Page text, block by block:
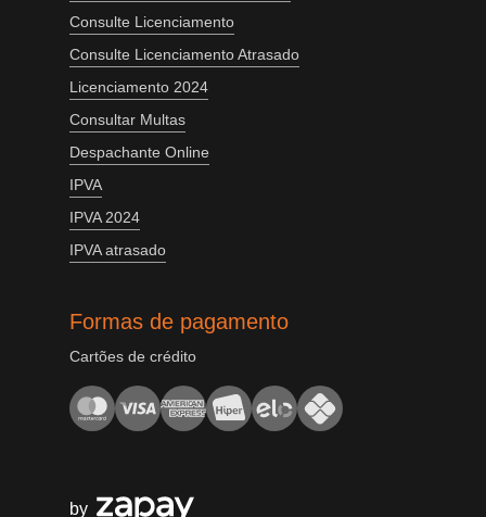
Consulte Licenciamento
Consulte Licenciamento Atrasado
Licenciamento 2024
Consultar Multas
Despachante Online
IPVA
IPVA 2024
IPVA atrasado
Formas de pagamento
Cartões de crédito
by